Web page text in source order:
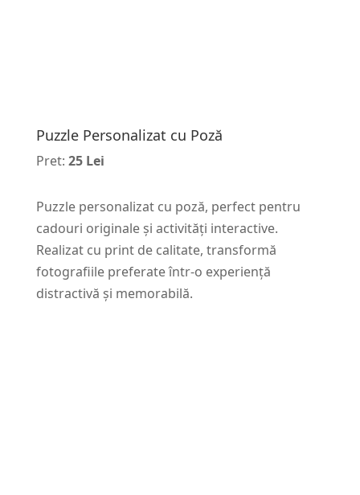
Puzzle Personalizat cu Poză
Pret: 25 Lei
Puzzle personalizat cu poză, perfect pentru
cadouri originale și activități interactive.
Realizat cu print de calitate, transformă
fotografiile preferate într-o experiență
distractivă și memorabilă.